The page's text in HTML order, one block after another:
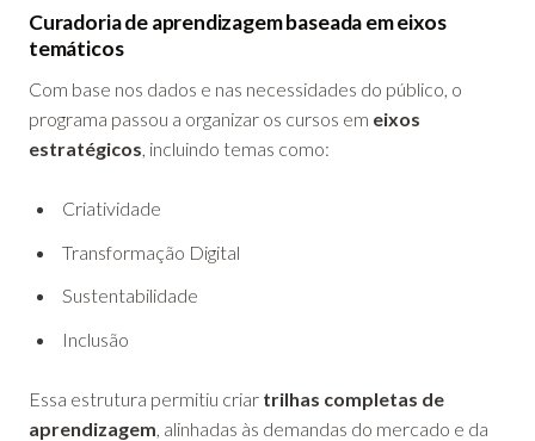
Curadoria de aprendizagem baseada em eixos
temáticos
Com base nos dados e nas necessidades do público, o
programa passou a organizar os cursos em eixos
estratégicos, incluindo temas como:
Criatividade
Transformação Digital
Sustentabilidade
Inclusão
Essa estrutura permitiu criar trilhas completas de
aprendizagem, alinhadas às demandas do mercado e da